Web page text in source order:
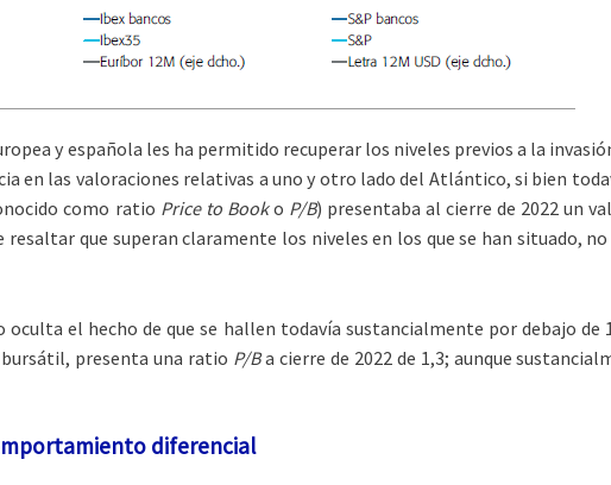
y española les ha permitido recuperar los niveles previos a la
en las valoraciones relativas a uno y otro lado del Atlántico, si bien
como ratio Price to Booko P/B) presentaba al cierre de 2022 un
que superan claramente los niveles en los que se han situado,
el hecho de que se hallen todavía sustancialmente por debajo de
presenta una ratio P/Ba cierre de 2022 de 1,3; aunque
diferencial